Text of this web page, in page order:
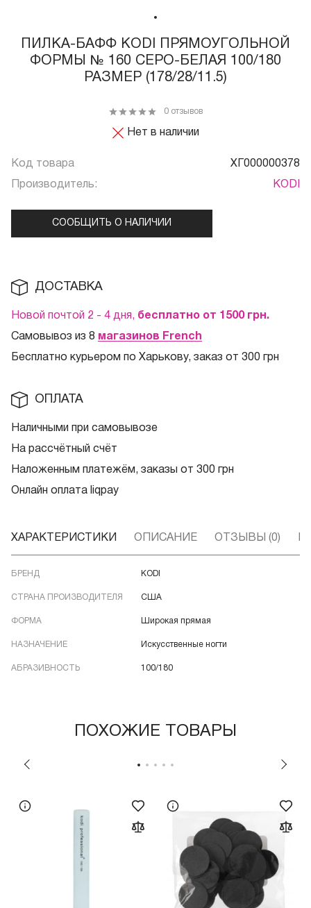
ПИЛКА-БАФФ КODI ПРЯМОУГОЛЬНОЙ
ФОРМЫ № 160 СЕРО-БЕЛАЯ 100/180
РАЗМЕР (178/28/11.5)
Нет в наличии
0 отзывов
Код товара ХГ000000378
Производитель: KODI
СООБЩИТЬ О НАЛИЧИИ
ДОСТАВКА
Новой почтой 2 - 4 дня, бесплатно от 1500 грн.
Самовывоз из 8 магазинов French
Бесплатно курьером по Харькову, заказ от 300 грн
ОПЛАТА
Наличными при самовывозе
На рассчётный счёт
Наложенным платежём, заказы от 300 грн
Онлайн оплата liqpay
ХАРАКТЕРИСТИКИ ОПИСАНИЕ ОТЗЫВЫ (0)
БРЕНД KODI
СТРАНА ПРОИЗВОДИТЕЛЯ США
ФОРМА Широкая прямая
НАЗНАЧЕНИЕ Искусственные ногти
АБРАЗИВНОСТЬ 100/180
ПОХОЖИЕ ТОВАРЫ